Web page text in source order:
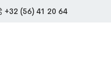
+32 (56) 41 20 64